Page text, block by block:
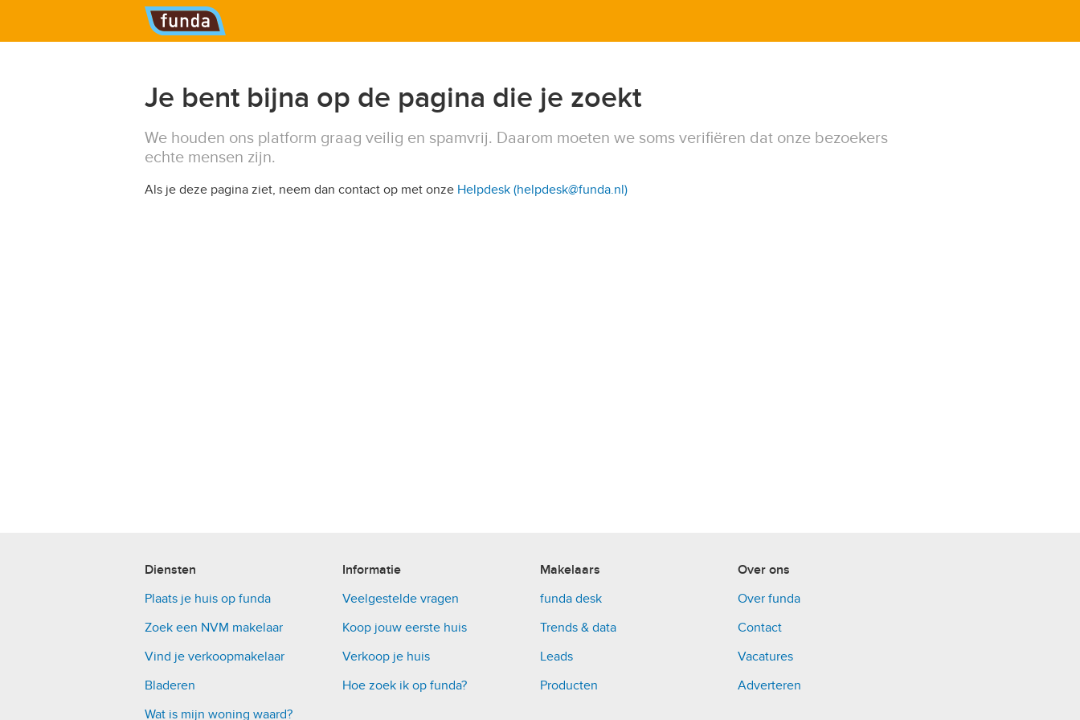
Hoofdmenu
Je bent bijna op de pagina die je zoekt
We houden ons platform graag veilig en spamvrij. Daarom moeten we soms verifiëren dat onze bezoekers
echte mensen zijn.
Als je deze pagina ziet, neem dan contact op met onze Helpdesk (helpdesk@funda.nl)
Diensten
Plaats je huis op funda
Zoek een NVM makelaar
Vind je verkoopmakelaar
Bladeren
Wat is mijn woning waard?
Informatie
Veelgestelde vragen
Koop jouw eerste huis
Verkoop je huis
Hoe zoek ik op funda?
Makelaars
funda desk
Trends & data
Leads
Producten
Over ons
Over funda
Contact
Vacatures
Adverteren